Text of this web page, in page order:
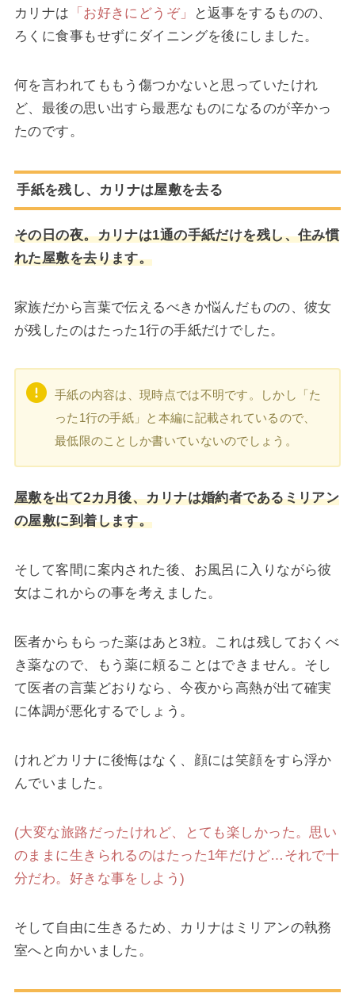
カリナは 「お好きにどうぞ」
と返事をするものの、
ろくに食事もせずにダイニングを後にしました。
何を言われてももう傷つかないと思っていたけれ
ど、最後の思い出すら最悪なものになるのが辛かっ
たのです。
手紙を残し、カリナは屋敷を去る
その日の夜。カリナは1通の手紙だけを残し、住み慣
れた屋敷を去ります。
家族だから言葉で伝えるべきか悩んだものの、彼女
が残したのはたった1行の手紙だけでした。
手紙の内容は、現時点では不明です。しかし「た
った1行の手紙」と本編に記載されているので、
最低限のことしか書いていないのでしょう。
屋敷を出て2カ月後、カリナは婚約者であるミリアン
の屋敷に到着します。
そして客間に案内された後、お風呂に入りながら彼
女はこれからの事を考えました。
医者からもらった薬はあと3粒。これは残しておくべ
き薬なので、もう薬に頼ることはできません。そし
て医者の言葉どおりなら、今夜から高熱が出て確実
に体調が悪化するでしょう。
けれどカリナに後悔はなく、顔には笑顔をすら浮か
んでいました。
(大変な旅路だったけれど、とても楽しかった。思い
のままに生きられるのはたった1年だけど…それで十
分だわ。好きな事をしよう)
そして自由に生きるため、カリナはミリアンの執務
室へと向かいました。